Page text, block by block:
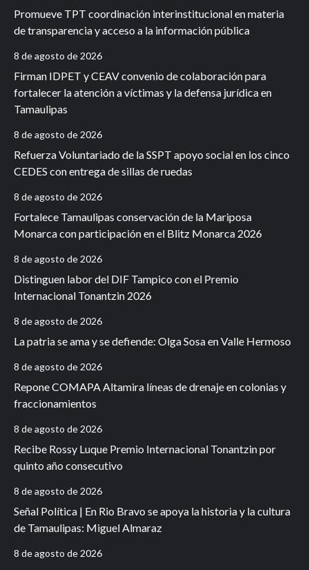
Promueve TPT coordinación interinstitucional en materia
de transparencia y acceso a la información pública
8 de agosto de 2026
Firman IDPET y CEAV convenio de colaboración para
fortalecer la atención a víctimas y la defensa jurídica en
Tamaulipas
8 de agosto de 2026
Refuerza Voluntariado de la SSPT apoyo social en los cinco
CEDES con entrega de sillas de ruedas
8 de agosto de 2026
Fortalece Tamaulipas conservación de la Mariposa
Monarca con participación en el Blitz Monarca 2026
8 de agosto de 2026
Distinguen labor del DIF Tampico con el Premio
Internacional Tonantzin 2026
8 de agosto de 2026
La patria se ama y se defiende: Olga Sosa en Valle Hermoso
8 de agosto de 2026
Repone COMAPA Altamira líneas de drenaje en colonias y
fraccionamientos
8 de agosto de 2026
Recibe Rossy Luque Premio Internacional Tonantzin por
quinto año consecutivo
8 de agosto de 2026
Señal Política | En Rio Bravo se apoya la historia y la cultura
de Tamaulipas: Miguel Almaraz
8 de agosto de 2026